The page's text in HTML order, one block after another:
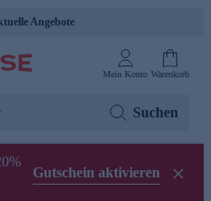
Angebote
Mein Konto Warenkorb
Suchen
Gutschein aktivieren